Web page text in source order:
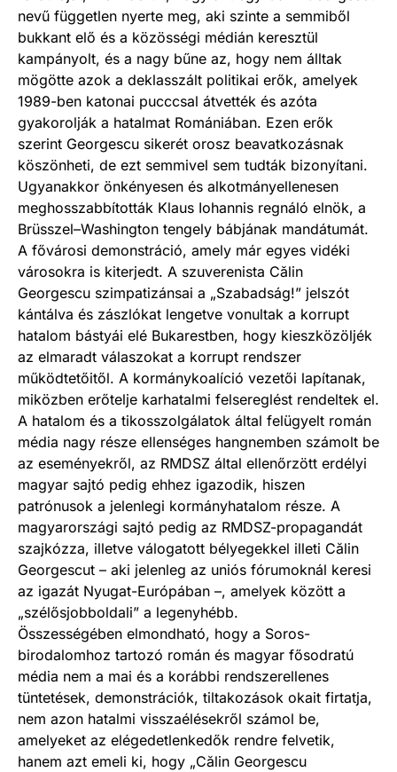
nevű független nyerte meg, aki szinte a semmiből
bukkant elő és a közösségi médián keresztül
kampányolt, és a nagy bűne az, hogy nem álltak
mögötte azok a deklasszált politikai erők, amelyek
1989-ben katonai pucccsal átvették és azóta
gyakorolják a hatalmat Romániában. Ezen erők
szerint Georgescu sikerét orosz beavatkozásnak
köszönheti, de ezt semmivel sem tudták bizonyítani.
Ugyanakkor önkényesen és alkotmányellenesen
meghosszabbították Klaus Iohannis regnáló elnök, a
Brüsszel–Washington tengely bábjának mandátumát.
A fővárosi demonstráció, amely már egyes vidéki
városokra is kiterjedt. A szuverenista Călin
Georgescu szimpatizánsai a „Szabadság!” jelszót
kántálva és zászlókat lengetve vonultak a korrupt
hatalom bástyái elé Bukarestben, hogy kieszközöljék
az elmaradt válaszokat a korrupt rendszer
működtetőitől. A kormánykoalíció vezetői lapítanak,
miközben erőtelje karhatalmi felsereglést rendeltek el.
A hatalom és a tikosszolgálatok által felügyelt román
média nagy része ellenséges hangnemben számolt be
az eseményekről, az RMDSZ által ellenőrzött erdélyi
magyar sajtó pedig ehhez igazodik, hiszen
patrónusok a jelenlegi kormányhatalom része. A
magyarországi sajtó pedig az RMDSZ-propagandát
szajkózza, illetve válogatott bélyegekkel illeti Călin
Georgescut – aki jelenleg az uniós fórumoknál keresi
az igazát Nyugat-Európában –, amelyek között a
„szélősjobboldali” a legenyhébb.
Összességében elmondható, hogy a Soros-
birodalomhoz tartozó román és magyar fősodratú
média nem a mai és a korábbi rendszerellenes
tüntetések, demonstrációk, tiltakozások okait firtatja,
nem azon hatalmi visszaélésekről számol be,
amelyeket az elégedetlenkedők rendre felvetik,
hanem azt emeli ki, hogy „Călin Georgescu